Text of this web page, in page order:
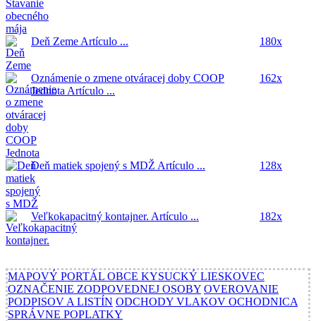
Deň Zeme Artículo ... 180x
Oznámenie o zmene otváracej doby COOP
Jednota Artículo ...
162x
Deň matiek spojený s MDŽ Artículo ... 128x
Veľkokapacitný kontajner. Artículo ... 182x
MAPOVÝ PORTÁL OBCE KYSUCKÝ LIESKOVEC
OZNAČENIE ZODPOVEDNEJ OSOBY OVEROVANIE
PODPISOV A LISTÍN ODCHODY VLAKOV OCHODNICA
SPRÁVNE POPLATKY